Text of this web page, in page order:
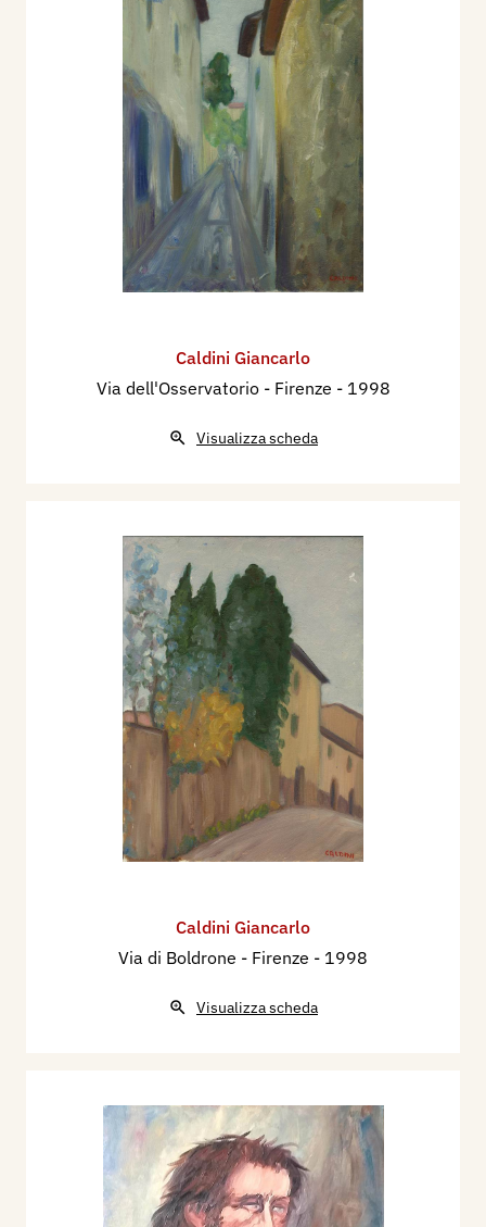
Caldini Giancarlo
Via dell'Osservatorio - Firenze - 1998
Visualizza scheda
Caldini Giancarlo
Via di Boldrone - Firenze - 1998
Visualizza scheda